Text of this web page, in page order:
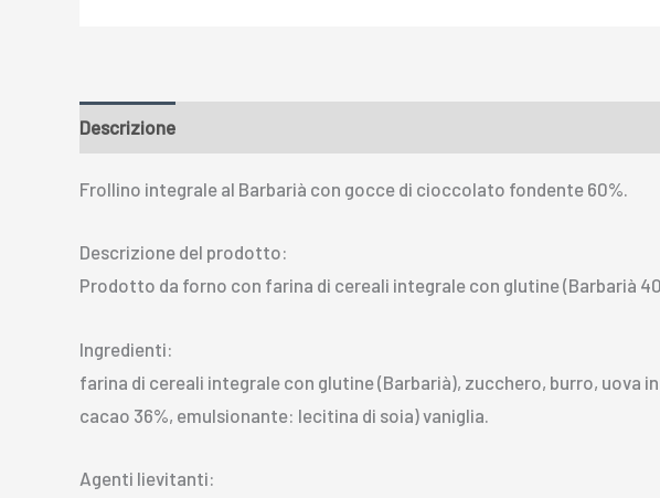
Descrizione
Frollino integrale al Barbarià con gocce di cioccolato fondente 60%.
Descrizione del prodotto:
Prodotto da forno con farina di cereali integrale con glutine (Barbarià
Ingredienti:
farina di cereali integrale con glutine (Barbarià), zucchero, burro, uova
cacao 36%, emulsionante: lecitina di soia) vaniglia.
Agenti lievitanti: